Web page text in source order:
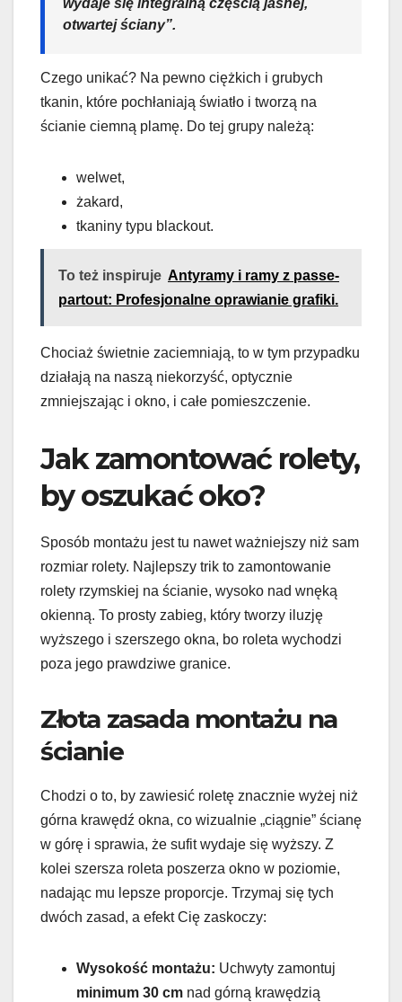
otwartej ściany”.
Czego unikać? Na pewno ciężkich i grubych
tkanin, które pochłaniają światło i tworzą na
ścianie ciemną plamę. Do tej grupy należą:
welwet,
żakard,
tkaniny typu blackout.
To też inspiruje Antyramy i ramy z passe-
partout: Profesjonalne oprawianie grafiki.
Chociaż świetnie zaciemniają, to w tym przypadku
działają na naszą niekorzyść, optycznie
zmniejszając i okno, i całe pomieszczenie.
Jak zamontować rolety,
by oszukać oko?
Sposób montażu jest tu nawet ważniejszy niż sam
rozmiar rolety. Najlepszy trik to zamontowanie
rolety rzymskiej na ścianie, wysoko nad wnęką
okienną. To prosty zabieg, który tworzy iluzję
wyższego i szerszego okna, bo roleta wychodzi
poza jego prawdziwe granice.
Złota zasada montażu na
ścianie
Chodzi o to, by zawiesić roletę znacznie wyżej niż
górna krawędź okna, co wizualnie „ciągnie” ścianę
w górę i sprawia, że sufit wydaje się wyższy. Z
kolei szersza roleta poszerza okno w poziomie,
nadając mu lepsze proporcje. Trzymaj się tych
dwóch zasad, a efekt Cię zaskoczy:
Wysokość montażu: Uchwyty zamontuj
minimum 30 cm nad górną krawędzią